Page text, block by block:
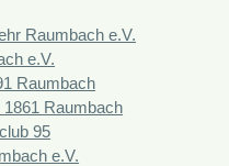
Raumbach e.V.
e.V.
Raumbach
Raumbach
95
e.V.